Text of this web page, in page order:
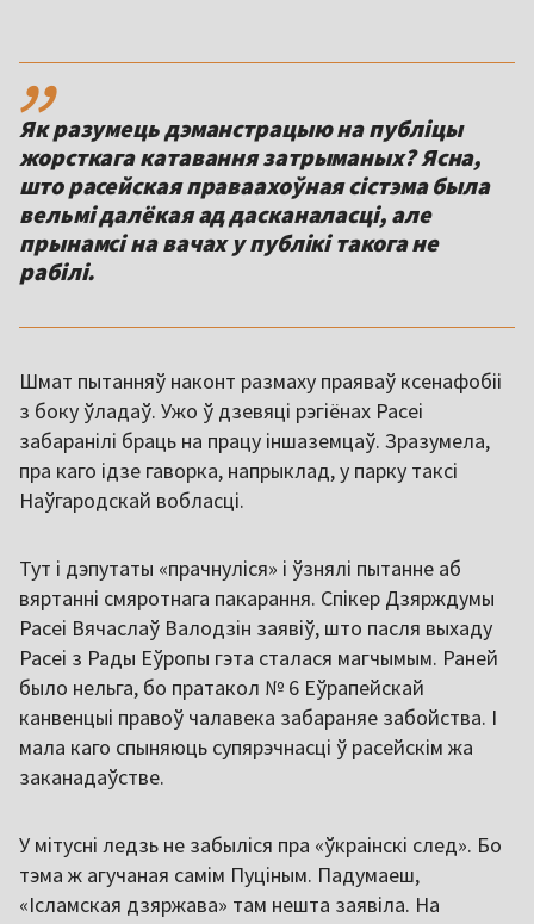
,,
Як разумець дэманстрацыю на публіцы
жорсткага катавання затрыманых? Ясна,
што расейская праваахоўная сістэма была
вельмі далёкая ад дасканаласці, але
прынамсі на вачах у публікі такога не
рабілі.
Шмат пытанняў наконт размаху праяваў ксенафобіі
з боку ўладаў. Ужо ў дзевяці рэгіёнах Расеі
забаранілі браць на працу іншаземцаў. Зразумела,
пра каго ідзе гаворка, напрыклад, у парку таксі
Наўгародскай вобласці.
Тут і дэпутаты «прачнуліся» і ўзнялі пытанне аб
вяртанні смяротнага пакарання. Спікер Дзярждумы
Расеі Вячаслаў Валодзін заявіў, што пасля выхаду
Расеі з Рады Еўропы гэта сталася магчымым. Раней
было нельга, бо пратакол № 6 Еўрапейскай
канвенцыі правоў чалавека забараняе забойства. І
мала каго спыняюць супярэчнасці ў расейскім жа
заканадаўстве.
У мітусні ледзь не забыліся пра «ўкраінскі след». Бо
тэма ж агучаная самім Пуціным. Падумаеш,
«Ісламская дзяржава» там нешта заявіла. На